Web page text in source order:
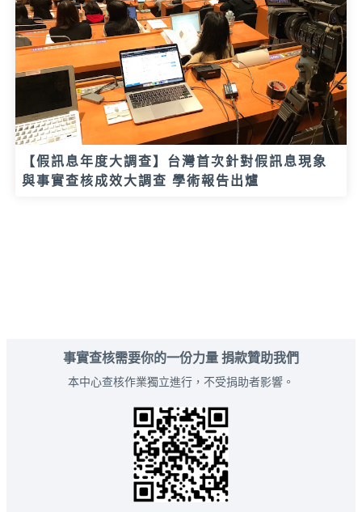
【假訊息年度大調查】台灣首次針對假訊息現象
與事實查核成效大調查 學術報告出爐
事實查核需要你的一份力量 捐款贊助我們
本中心查核作業獨立進行，不受捐助者影響。